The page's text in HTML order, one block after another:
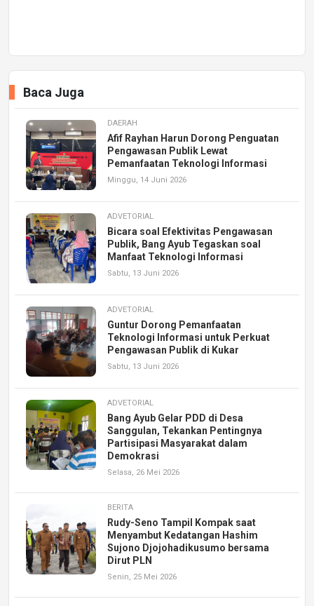
Baca Juga
DAERAH
Afif Rayhan Harun Dorong Penguatan
Pengawasan Publik Lewat
Pemanfaatan Teknologi Informasi
Minggu, 14 Juni 2026
ADVETORIAL
Bicara soal Efektivitas Pengawasan
Publik, Bang Ayub Tegaskan soal
Manfaat Teknologi Informasi
Sabtu, 13 Juni 2026
ADVETORIAL
Guntur Dorong Pemanfaatan
Teknologi Informasi untuk Perkuat
Pengawasan Publik di Kukar
Sabtu, 13 Juni 2026
ADVETORIAL
Bang Ayub Gelar PDD di Desa
Sanggulan, Tekankan Pentingnya
Partisipasi Masyarakat dalam
Demokrasi
Selasa, 26 Mei 2026
BERITA
Rudy-Seno Tampil Kompak saat
Menyambut Kedatangan Hashim
Sujono Djojohadikusumo bersama
Dirut PLN
Senin, 25 Mei 2026